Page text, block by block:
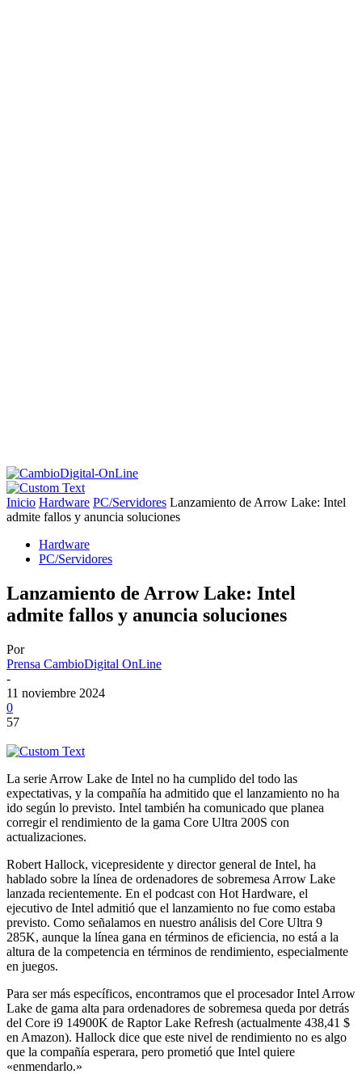
Inicio Hardware PC/Servidores Lanzamiento de Arrow Lake: Intel
admite fallos y anuncia soluciones
Hardware
PC/Servidores
Lanzamiento de Arrow Lake: Intel
admite fallos y anuncia soluciones
Por
Prensa CambioDigital OnLine
-
11 noviembre 2024
0
57
La serie Arrow Lake de Intel no ha cumplido del todo las
expectativas, y la compañía ha admitido que el lanzamiento no ha
ido según lo previsto. Intel también ha comunicado que planea
corregir el rendimiento de la gama Core Ultra 200S con
actualizaciones.
Robert Hallock, vicepresidente y director general de Intel, ha
hablado sobre la línea de ordenadores de sobremesa Arrow Lake
lanzada recientemente. En el podcast con Hot Hardware, el
ejecutivo de Intel admitió que el lanzamiento no fue como estaba
previsto. Como señalamos en nuestro análisis del Core Ultra 9
285K, aunque la línea gana en términos de eficiencia, no está a la
altura de la competencia en términos de rendimiento, especialmente
en juegos.
Para ser más específicos, encontramos que el procesador Intel Arrow
Lake de gama alta para ordenadores de sobremesa queda por detrás
del Core i9 14900K de Raptor Lake Refresh (actualmente 438,41 $
en Amazon). Hallock dice que este nivel de rendimiento no es algo
que la compañía esperara, pero prometió que Intel quiere
«enmendarlo.»